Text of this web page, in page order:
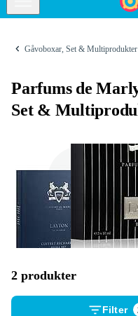
Gåvoboxar, Set & Multiprodukter
Parfums de
Set &
Herr
2 produkter
Filter